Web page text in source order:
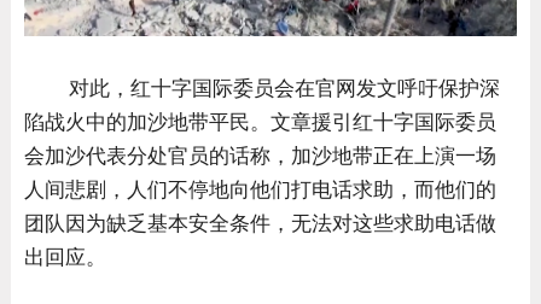
对此，红十字国际委员会在官网发文呼吁保护深
陷战火中的加沙地带平民。文章援引红十字国际委员
会加沙代表分处官员的话称，加沙地带正在上演一场
人间悲剧，人们不停地向他们打电话求助，而他们的
团队因为缺乏基本安全条件，无法对这些求助电话做
出回应。